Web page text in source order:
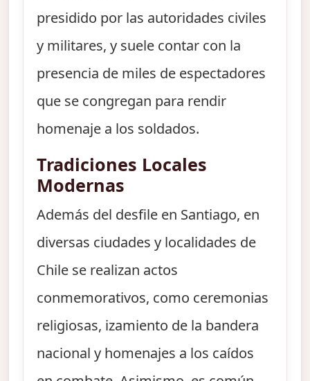
presidido por las autoridades civiles
y militares, y suele contar con la
presencia de miles de espectadores
que se congregan para rendir
homenaje a los soldados.
Tradiciones Locales
Modernas
Además del desfile en Santiago, en
diversas ciudades y localidades de
Chile se realizan actos
conmemorativos, como ceremonias
religiosas, izamiento de la bandera
nacional y homenajes a los caídos